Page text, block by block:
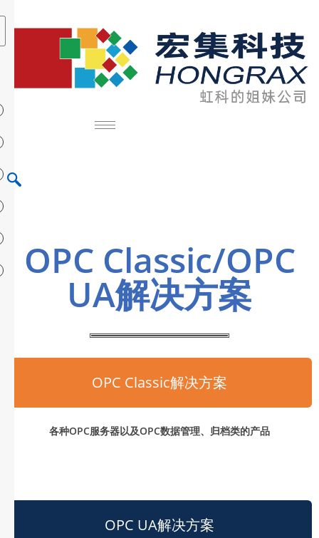
OPC Classic/OPC
UA解决方案
OPC Classic解决方案
各种OPC服务器以及OPC数据管理、归档类的产品
OPC UA解决方案